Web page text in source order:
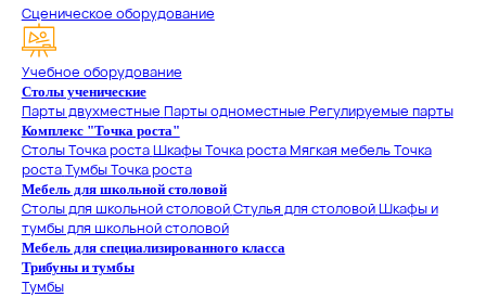
Сценическое оборудование
Учебное оборудование
Столы ученические
Парты двухместные Парты одноместные Регулируемые парты
Комплекс "Точка роста"
Столы Точка ростаШкафы Точка ростаМягкая мебель Точка
ростаТумбы Точка роста
Мебель для школьной столовой
Столы для школьной столовойСтулья для столовойШкафы и
тумбы для школьной столовой
Мебель для специализированного класса
Трибуны и тумбы
Тумбы